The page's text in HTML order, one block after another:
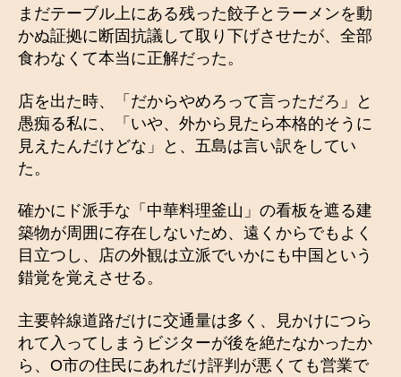
まだテーブル上にある残った餃子とラーメンを動
かぬ証拠に断固抗議して取り下げさせたが、全部
食わなくて本当に正解だった。
店を出た時、「だからやめろって言っただろ」と
愚痴る私に、「いや、外から見たら本格的そうに
見えたんだけどな」と、五島は言い訳をしてい
た。
確かにド派手な「中華料理釜山」の看板を遮る建
築物が周囲に存在しないため、遠くからでもよく
目立つし、店の外観は立派でいかにも中国という
錯覚を覚えさせる。
主要幹線道路だけに交通量は多く、見かけにつら
れて入ってしまうビジターが後を絶たなかったか
ら、O市の住民にあれだけ評判が悪くても営業で